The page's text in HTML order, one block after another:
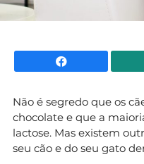
Não é segredo que os
chocolate e que a
lactose. Mas existem
seu cão e do seu gato